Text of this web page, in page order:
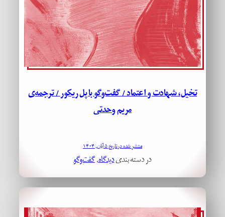
تخیل، شهادت و اعتماد / گفت‌وگو با پل ریکور / ترجمه‌ی
مریم وحدتی
منتشر شده در تاریخ ۵ آبان, ۱۴۰۴
در دسته بندیدیدگاه, گفت‌وگو